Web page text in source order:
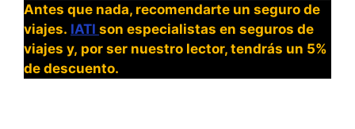
Antes que nada, recomendarte un seguro de
viajes. IATI son especialistas en seguros de
viajes y, por ser nuestro lector, tendrás un 5%
de descuento.